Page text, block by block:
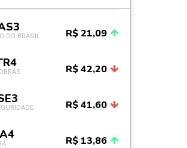
DO BRASIL R$ 21,09
R$ 42,20
R$ 41,60
R$ 13,86